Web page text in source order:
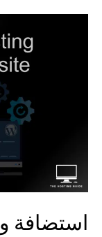
استضافة